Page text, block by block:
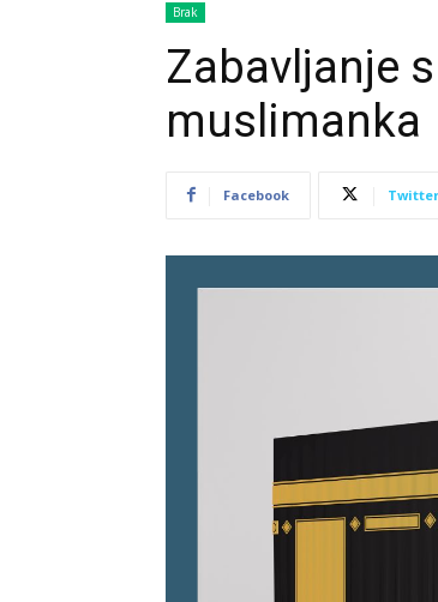
Brak
Zabavljanje
muslimanka
Facebook Twitter